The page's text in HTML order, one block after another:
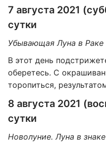
7 августа 2021
сутки
Убывающая Луна в Раке
В этот день
оберетесь. С
торопиться,
8 августа 2021
сутки
Новолуние. Луна в